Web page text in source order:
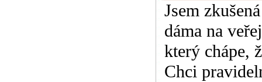
Jsem
dáma na
který chápe,
Chci